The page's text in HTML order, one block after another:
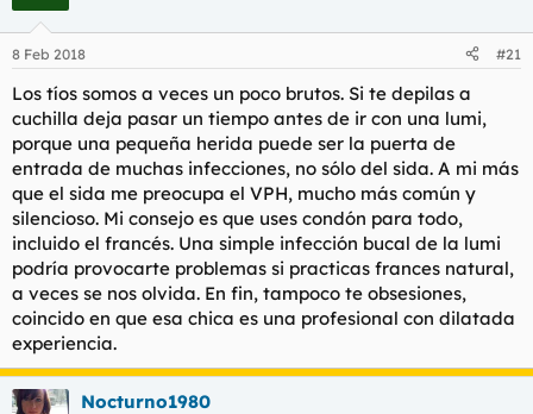
8 Feb 2018 #21
Los tíos somos a veces un poco brutos. Si te depilas a
cuchilla deja pasar un tiempo antes de ir con una lumi,
porque una pequeña herida puede ser la puerta de
entrada de muchas infecciones, no sólo del sida. A mi más
que el sida me preocupa el VPH, mucho más común y
silencioso. Mi consejo es que uses condón para todo,
incluido el francés. Una simple infección bucal de la lumi
podría provocarte problemas si practicas frances natural,
a veces se nos olvida. En fin, tampoco te obsesiones,
coincido en que esa chica es una profesional con dilatada
experiencia.
Nocturno1980